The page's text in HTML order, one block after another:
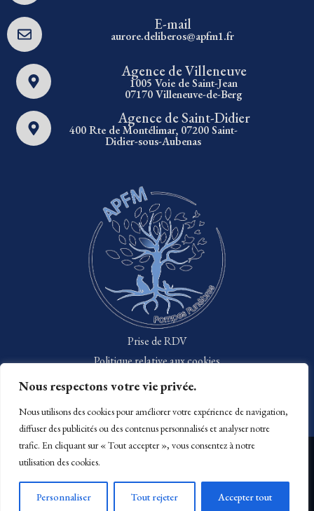
Nous respectons votre vie privée.
Nous utilisons des cookies pour améliorer votre expérience de navigation,
diffuser des publicités ou des contenus personnalisés et analyser notre
trafic. En cliquant sur « Tout accepter », vous consentez à notre
utilisation des cookies.
Personnaliser Tout rejeter Accepter tout
E-mail
aurore.deliberos@apfm1.fr
Agence de Villeneuve
1005 Voie de Saint-Jean
07170 Villeneuve-de-Berg
Agence de Saint-Didier
400 Rte de Montélimar, 07200 Saint-
Didier-sous-Aubenas
Prise de RDV
Politique relative aux cookies
Politique de confidentialité